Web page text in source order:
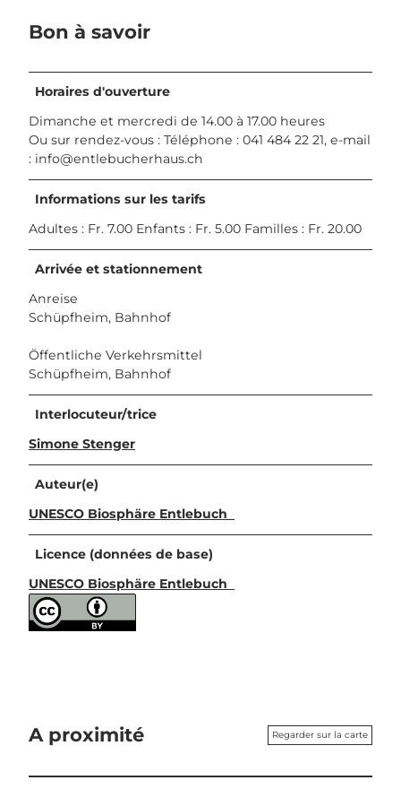
Bon à savoir
Horaires d'ouverture
Dimanche et mercredi de 14.00 à 17.00 heures
Ou sur rendez-vous : Téléphone : 041 484 22 21, e-mail
: info@entlebucherhaus.ch
Informations sur les tarifs
Adultes : Fr. 7.00 Enfants : Fr. 5.00 Familles : Fr. 20.00
Arrivée et stationnement
Anreise
Schüpfheim, Bahnhof
Öffentliche Verkehrsmittel
Schüpfheim, Bahnhof
Interlocuteur/trice
Simone Stenger
Auteur(e)
UNESCO Biosphäre Entlebuch
Licence (données de base)
UNESCO Biosphäre Entlebuch
A proximité Regarder sur la carte